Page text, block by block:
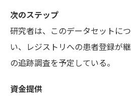
次のステップ
研究者は、このデータセットに
い、レジストリへの患者登録が
の追跡調査を予定している。
資金提供